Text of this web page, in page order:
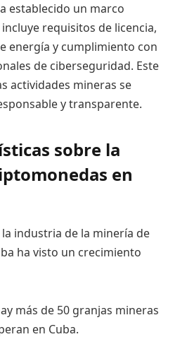
establecido un marco
requisitos de licencia,
energía y cumplimiento con
de ciberseguridad. Este
actividades mineras se
y transparente.
sobre la
en
industria de la minería de
ha visto un crecimiento
más de 50 granjas mineras
en Cuba.